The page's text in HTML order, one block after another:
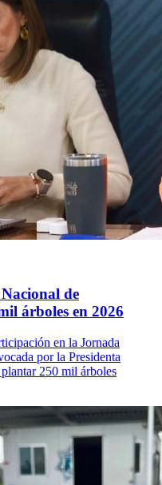
de
árboles en 2026
en la Jornada
por la Presidenta
250 mil árboles